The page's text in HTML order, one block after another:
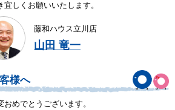
しくお願いいたします。
藤和ハウス立川店
山田 竜一
様へ
めでとうございます。